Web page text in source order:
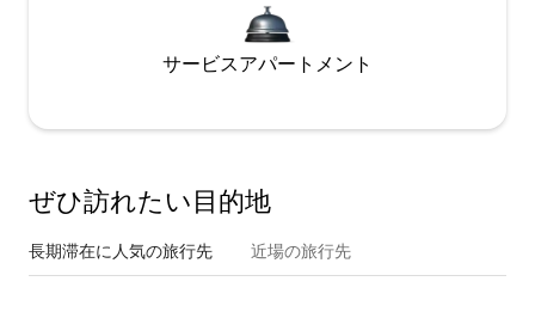
サービスアパートメント
ぜひ訪⁠れ⁠た⁠い目⁠的⁠地
長期滞在に人気の旅行先 近場の旅行先